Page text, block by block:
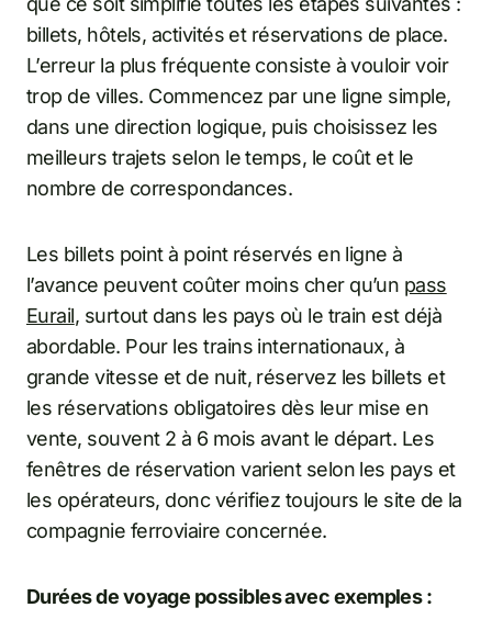
billets, hôtels, activités et réservations de place.
L’erreur la plus fréquente consiste à vouloir voir
trop de villes. Commencez par une ligne simple,
dans une direction logique, puis choisissez les
meilleurs trajets selon le temps, le coût et le
nombre de correspondances.
Les billets point à point réservés en ligne à
l’avance peuvent coûter moins cher qu’un pass
Eurail, surtout dans les pays où le train est déjà
abordable. Pour les trains internationaux, à
grande vitesse et de nuit, réservez les billets et
les réservations obligatoires dès leur mise en
vente, souvent 2 à 6 mois avant le départ. Les
fenêtres de réservation varient selon les pays et
les opérateurs, donc vérifiez toujours le site de la
compagnie ferroviaire concernée.
Durées de voyage possibles avec exemples :